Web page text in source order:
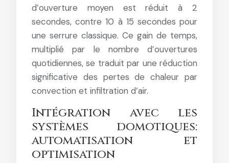
d’ouverture moyen est réduit à 2
secondes, contre 10 à 15 secondes pour
une serrure classique. Ce gain de temps,
multiplié par le nombre d’ouvertures
quotidiennes, se traduit par une réduction
significative des pertes de chaleur par
convection et infiltration d’air.
Intégration avec les
systèmes domotiques:
automatisation et
optimisation